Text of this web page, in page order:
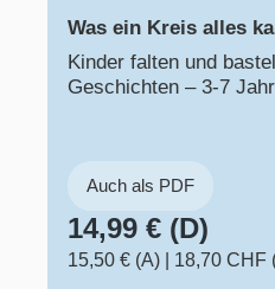
Was ein Kreis alles
Kinder falten und
Geschichten – 3-7
Auch als PDF
14,99 € (D)
15,50 € (A)
18,70 CHF